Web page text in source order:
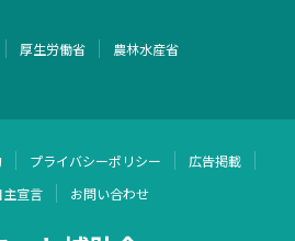
厚生労働省 農林水産省
プライバシーポリシー
広告掲載
宣言
お問い合わせ